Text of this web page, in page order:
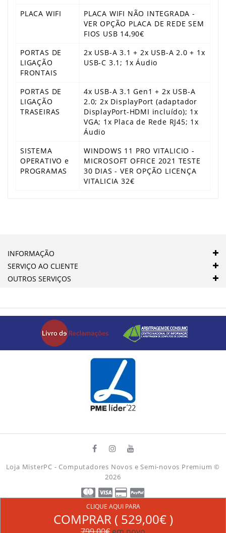
CLIQUE AQUI PARA
COMPRAR ( 529,00€)
PLACA WIFI
PLACA WIFI NÃO INTEGRADA -
VER OPÇÃO PLACA DE REDE SEM
FIOS USB 14,90€
PORTAS DE
LIGAÇÃO
FRONTAIS
2x USB-A 3.1 + 2x USB-A 2.0 + 1x
USB-C 3.1; 1x Áudio
PORTAS DE
LIGAÇÃO
TRASEIRAS
4x USB-A 3.1 Gen1 + 2x USB-A
2.0; 2x DisplayPort (adaptador
DisplayPort-HDMI incluído); 1x
VGA; 1x Placa de Rede RJ45; 1x
Áudio
SISTEMA
OPERATIVO e
PROGRAMAS
WINDOWS 11 PRO VITALICIO -
MICROSOFT OFFICE 2021 TESTE
30 DIAS - VER OPÇÃO LICENÇA
VITALICIA 32€
INFORMAÇÃO
SERVIÇO AO CLIENTE
OUTROS SERVIÇOS
Loja MisterPC - Computadores Novos e Semi-novos Premium ©
2026